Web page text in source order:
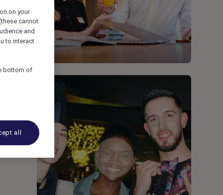
on your
cannot
and
to interact
bottom of
all